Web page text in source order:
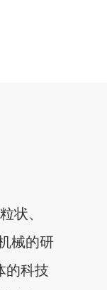
状、
械的研
的科技